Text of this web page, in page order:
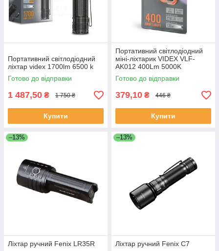
Портативний світлодіодний
ліхтар videx 1700lm 6500 k
Готово до відправки
1 487,50 ₴ 1 750 ₴
Купити
Портативний світлодіодний
міні-ліхтарик VIDEX VLF-
AK012 400Lm 5000K
Готово до відправки
379,10 ₴ 446 ₴
Купити
–13%
Ліхтар ручний Fenix LR35R
–13%
Ліхтар ручний Fenix C7